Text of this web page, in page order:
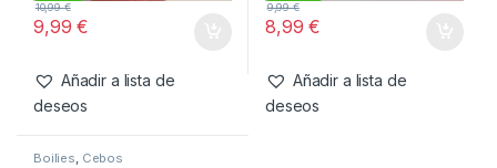
9,99€
10,99€
Añadir a lista de
deseos
8,99€
9,99€
Añadir a lista de
deseos
Boilies, Cebos